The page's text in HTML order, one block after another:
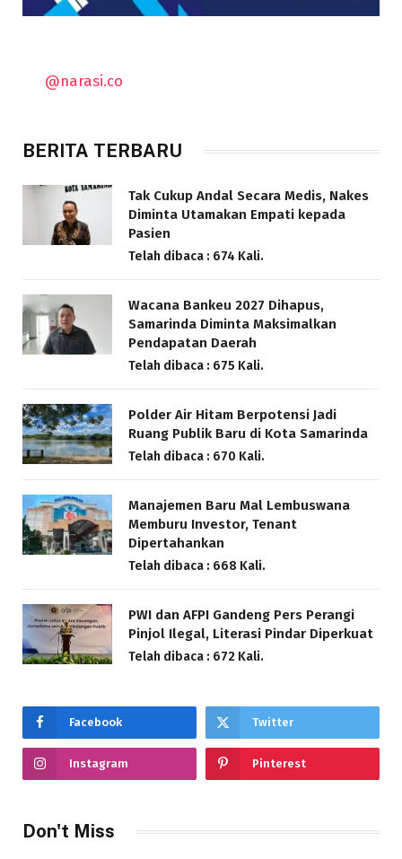
@narasi.co
BERITA TERBARU
Tak Cukup Andal Secara Medis, Nakes
Diminta Utamakan Empati kepada
Pasien
Telah dibaca : 674 Kali.
Wacana Bankeu 2027 Dihapus,
Samarinda Diminta Maksimalkan
Pendapatan Daerah
Telah dibaca : 675 Kali.
Polder Air Hitam Berpotensi Jadi
Ruang Publik Baru di Kota Samarinda
Telah dibaca : 670 Kali.
Manajemen Baru Mal Lembuswana
Memburu Investor, Tenant
Dipertahankan
Telah dibaca : 668 Kali.
PWI dan AFPI Gandeng Pers Perangi
Pinjol Ilegal, Literasi Pindar Diperkuat
Telah dibaca : 672 Kali.
Facebook Twitter
Instagram Pinterest
Don't Miss